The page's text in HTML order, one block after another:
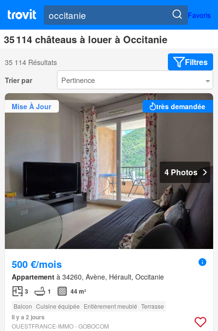
Favoris
35 114 châteaus à louer à Occitanie
35 114 Résultats Filtres
Trier par
Mise À Jour très demandée
4 Photos
500 €/mois
Appartement à 34260, Avène, Hérault, Occitanie
3 1 44 m²
Balcon Cuisine équipée Entièrement meublé Terrasse
Il y a 2 jours
OUESTFRANCE-IMMO - GOBOCOM